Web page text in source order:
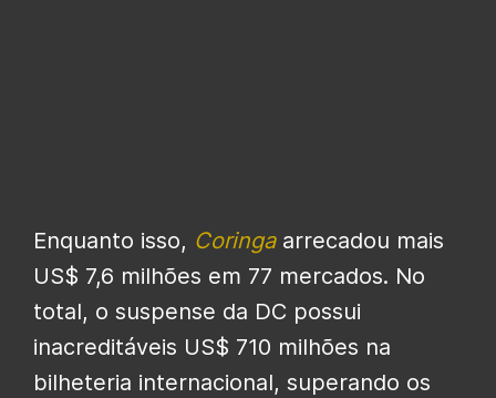
Enquanto isso, Coringaarrecadou mais
US$ 7,6 milhões em 77 mercados. No
total, o suspense da DC possui
inacreditáveis US$ 710 milhões na
bilheteria internacional, superando os